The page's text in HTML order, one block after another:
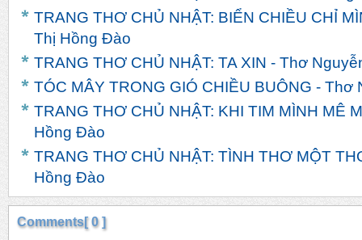
TRANG THƠ CHỦ NHẬT: BIỂN CHIỀU CHỈ
Thị Hồng Đào
TRANG THƠ CHỦ NHẬT: TA XIN - Thơ
TÓC MÂY TRONG GIÓ CHIỀU BUÔNG -
TRANG THƠ CHỦ NHẬT: KHI TIM MÌNH MÊ
Hồng Đào
TRANG THƠ CHỦ NHẬT: TÌNH THƠ MỘT
Hồng Đào
Comments[ 0 ]